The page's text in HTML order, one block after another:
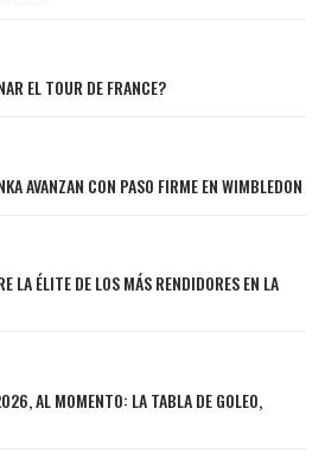
EL TOUR DE FRANCE?
AVANZAN CON PASO FIRME EN WIMBLEDON
LA ÉLITE DE LOS MÁS RENDIDORES EN LA
AL MOMENTO: LA TABLA DE GOLEO,